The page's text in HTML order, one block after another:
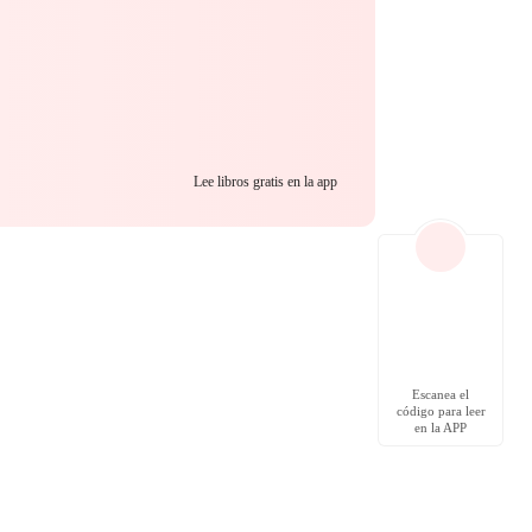
Lee libros gratis en la app
Escanea el
código para leer
en la APP